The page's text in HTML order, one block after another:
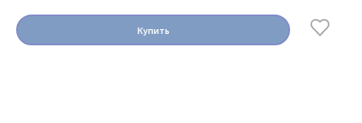
Купить